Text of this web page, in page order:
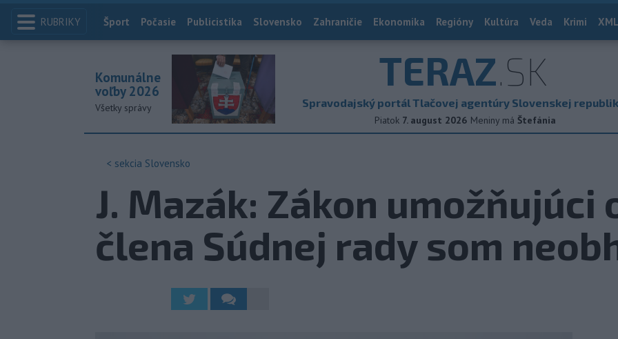
RUBRIKY Index
Šport Počasie Publicistika Slovensko Zahraničie Ekonomika Regióny Kultúra Veda Krimi
TERAZ.SK
Spravodajský portál Tlačovej agentúry Slovenskej
Piatok 7. august 2026 Meniny má Štefánia
Komunálne
voľby 2026
Všetky správy
< sekcia Slovensko
J. Mazák: Zákon umožňujúci
člena Súdnej rady som